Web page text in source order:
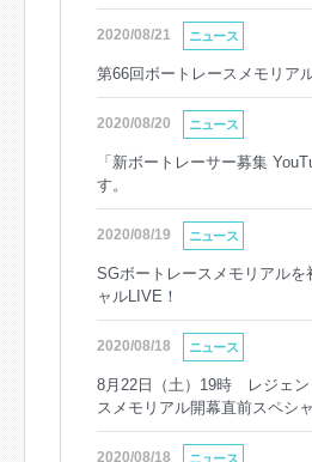
2020/08/21 ニュース
第66回ボートレースメモリア
2020/08/20 ニュース
「新ボートレーサー募集
す。
2020/08/19 ニュース
SGボートレースメモリアル
ャルLIVE！
2020/08/18 ニュース
8月22日（土）19時 レジェン
スメモリアル開幕直前スペシ
2020/08/18 ニュース